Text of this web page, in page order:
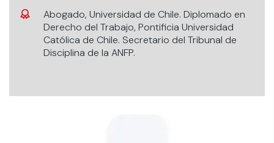
Abogado, Universidad de Chile. Diplomado en
Derecho del Trabajo, Pontificia Universidad
Católica de Chile. Secretario del Tribunal de
Disciplina de la ANFP.